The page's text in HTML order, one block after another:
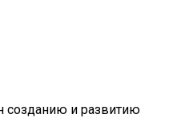
и развитию